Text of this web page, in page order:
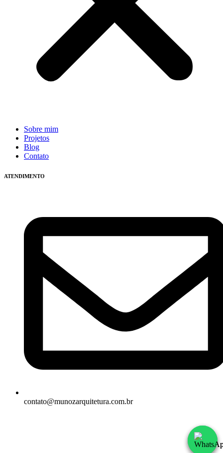
Sobre mim
Projetos
Blog
Contato
ATENDIMENTO
contato@munozarquitetura.com.br